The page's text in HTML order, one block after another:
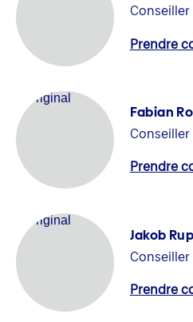
Prendre
Fabian
Prendre
Jakob
Prendre